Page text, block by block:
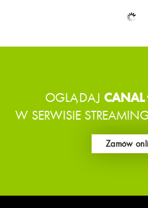
Curry rybne z Kerali
Kanapka z klopsikami